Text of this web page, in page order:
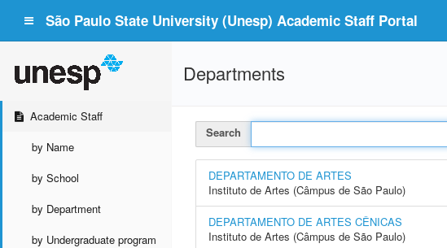
São Paulo State University (Unesp) Academic Staff Portal
Academic Staff
by Name
by School
by Department
by Undergraduate program
Departments
Search
DEPARTAMENTO DE ARTES
Instituto de Artes (Câmpus de São Paulo)
DEPARTAMENTO DE ARTES CÊNICAS
Instituto de Artes (Câmpus de São Paulo)